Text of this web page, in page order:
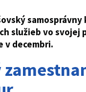
samosprávny
služieb vo svojej
v decembri.